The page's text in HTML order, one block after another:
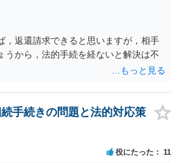
，返還請求できると思いますが，相手
うから，法的手続を経ないと解決は不
手続きの問題と法的対応策
役にたった 11